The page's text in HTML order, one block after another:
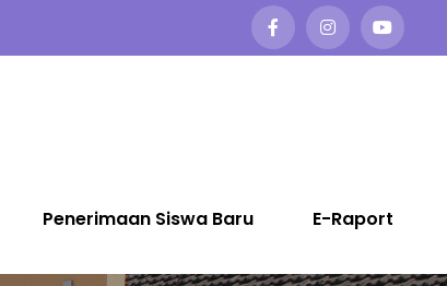
Penerimaan Siswa Baru E-Raport